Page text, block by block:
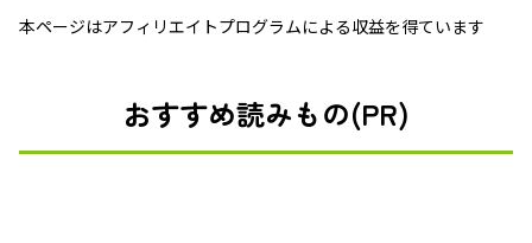
本ページはアフィリエイトプログラムによる収益を得ています
おすすめ読みもの(PR)